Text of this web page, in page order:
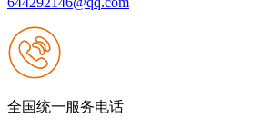
全国统一服务电话